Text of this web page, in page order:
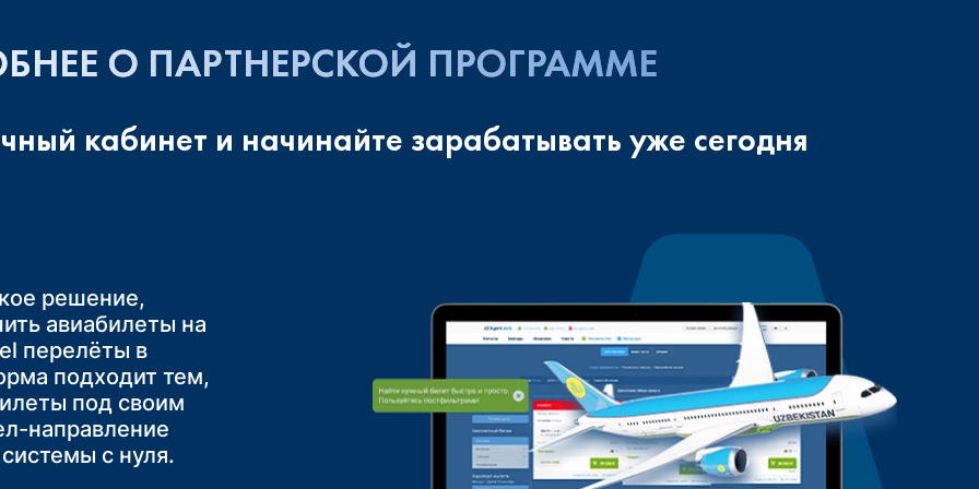
О ПАРТНЕРСКОЙ ПРОГРАММЕ
кабинет и начинайте зарабатывать уже сегодня
решение,
авиабилеты на
перелёты в
подходит тем,
под своим
направление
с нуля.
России, Вы
своим
до конечного
аэропорта
Ваших
для
занимаются
или групповых
участников
бизнеса.
по России,
способ
услуги без
билеты через
установив